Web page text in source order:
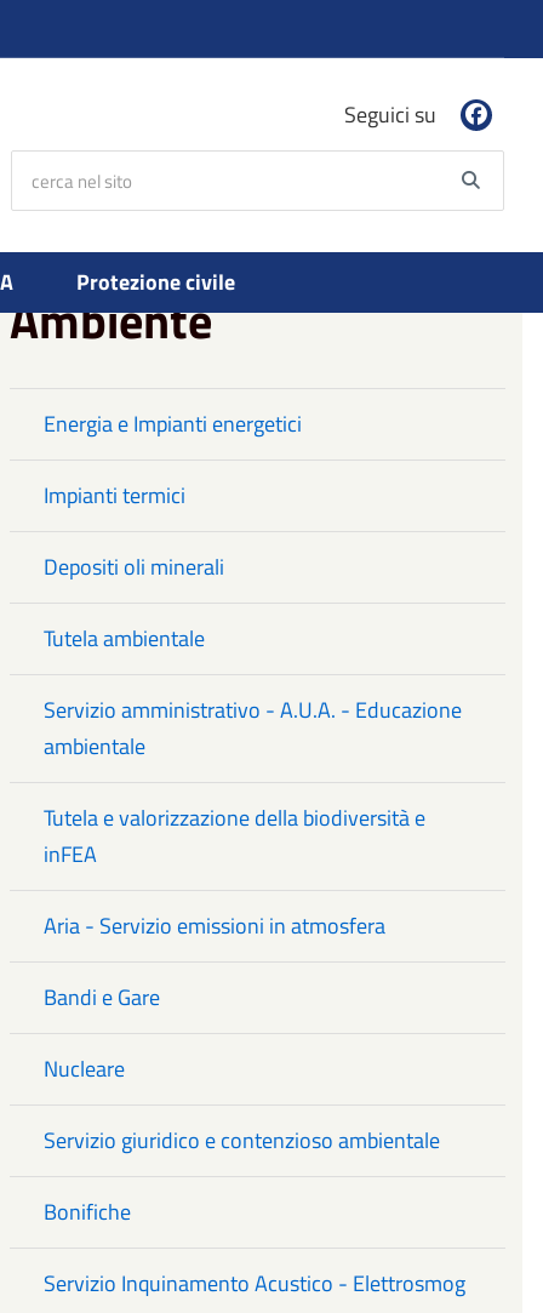
Seguici su
Protezione civile
Ambiente
Energia e Impianti energetici
Impianti termici
Depositi oli minerali
Tutela ambientale
Servizio amministrativo - A.U.A. - Educazione
ambientale
Tutela e valorizzazione della biodiversità e
inFEA
Aria - Servizio emissioni in atmosfera
Bandi e Gare
Nucleare
Servizio giuridico e contenzioso ambientale
Bonifiche
Servizio Inquinamento Acustico - Elettrosmog